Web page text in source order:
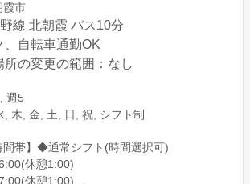
霞市
線 北朝霞 バス10分
、自転車通勤OK
所の変更の範囲：なし
週5
, 木, 金, 土, 日, 祝, シフト制
間帯】◆通常シフト(時間選択可)
休憩1:00)
休憩1:00)